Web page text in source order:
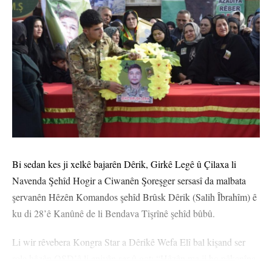
Bi sedan kes ji xelkê bajarên Dêrik, Girkê Legê û Çilaxa li
Navenda Şehîd Hogir a Ciwanên Şoreşger sersasî da malbata
şervanên Hêzên Komandos şehîd Brûsk Dêrik (Salih Îbrahîm) ê
ku di 28’ê Kanûnê de li Bendava Tişrînê şehîd bûbû.
Li wir rêvebera Kongra Star a Dêrikê Wefa Elî bal kişand ser